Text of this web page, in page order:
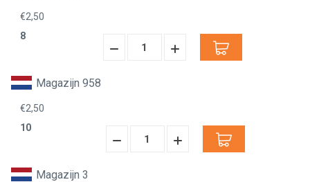
€2,50
8
Hoeveelheid
Hoeveelheid
Magazijn 958
€2,50
10
Hoeveelheid
Hoeveelheid
Magazijn 3